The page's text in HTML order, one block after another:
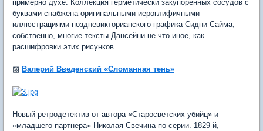
примерно духе. Коллекция герметически закупоренных сосудов с
буквами снабжена оригинальными иероглифичными
иллюстрациями поздневикторианского графика Сидни Сайма;
собственно, многие тексты Дансейни не что иное, как
расшифровки этих рисунков.
▨ Валерий Введенский «Сломанная тень»
Новый ретродетектив от автора «Старосветских убийц» и
«младшего партнера» Николая Свечина по серии. 1829-й,